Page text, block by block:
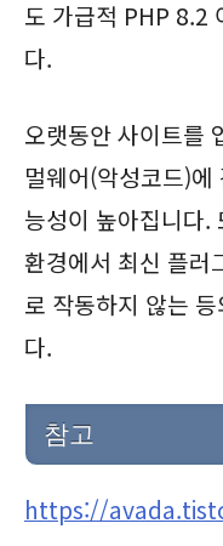
도 가급적 PHP 8.2
다.
오랫동안 사이트를
멀웨어(악성코드)
능성이 높아집니다.
환경에서 최신 플러
로 작동하지 않는
다.
참고
https://